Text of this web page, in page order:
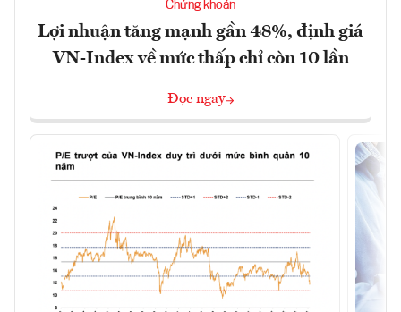
Chứng khoán
Lợi nhuận tăng mạnh gần 48%, định giá
VN-Index về mức thấp chỉ còn 10 lần
Đọc ngay